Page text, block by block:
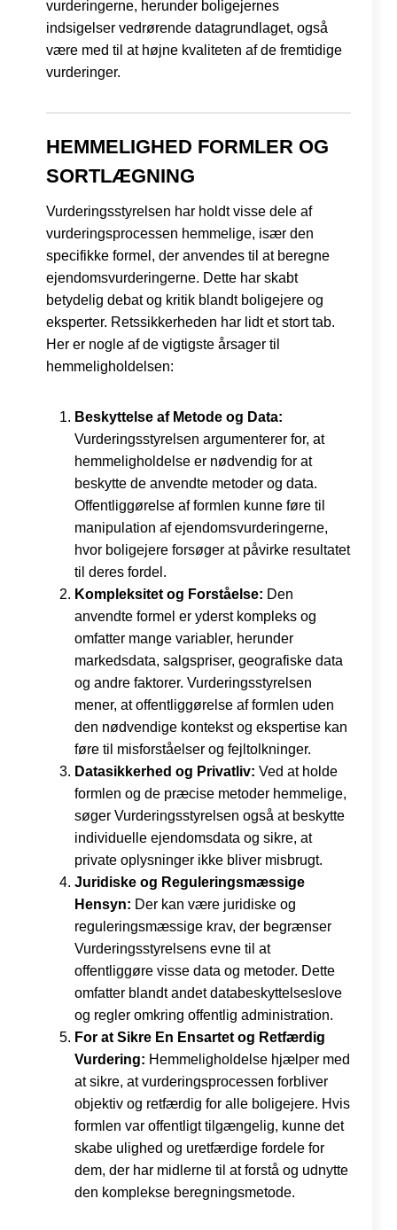
vurderingerne, herunder boligejernes
indsigelser vedrørende datagrundlaget, også
være med til at højne kvaliteten af de fremtidige
vurderinger.
HEMMELIGHED FORMLER OG
SORTLÆGNING
Vurderingsstyrelsen har holdt visse dele af
vurderingsprocessen hemmelige, især den
specifikke formel, der anvendes til at beregne
ejendomsvurderingerne. Dette har skabt
betydelig debat og kritik blandt boligejere og
eksperter. Retssikkerheden har lidt et stort tab.
Her er nogle af de vigtigste årsager til
hemmeligholdelsen:
Beskyttelse af Metode og Data:
Vurderingsstyrelsen argumenterer for, at
hemmeligholdelse er nødvendig for at
beskytte de anvendte metoder og data.
Offentliggørelse af formlen kunne føre til
manipulation af ejendomsvurderingerne,
hvor boligejere forsøger at påvirke resultatet
til deres fordel.
Kompleksitet og Forståelse: Den
anvendte formel er yderst kompleks og
omfatter mange variabler, herunder
markedsdata, salgspriser, geografiske data
og andre faktorer. Vurderingsstyrelsen
mener, at offentliggørelse af formlen uden
den nødvendige kontekst og ekspertise kan
føre til misforståelser og fejltolkninger.
Datasikkerhed og Privatliv: Ved at holde
formlen og de præcise metoder hemmelige,
søger Vurderingsstyrelsen også at beskytte
individuelle ejendomsdata og sikre, at
private oplysninger ikke bliver misbrugt.
Juridiske og Reguleringsmæssige
Hensyn: Der kan være juridiske og
reguleringsmæssige krav, der begrænser
Vurderingsstyrelsens evne til at
offentliggøre visse data og metoder. Dette
omfatter blandt andet databeskyttelseslove
og regler omkring offentlig administration.
For at Sikre En Ensartet og Retfærdig
Vurdering: Hemmeligholdelse hjælper med
at sikre, at vurderingsprocessen forbliver
objektiv og retfærdig for alle boligejere. Hvis
formlen var offentligt tilgængelig, kunne det
skabe ulighed og uretfærdige fordele for
dem, der har midlerne til at forstå og udnytte
den komplekse beregningsmetode.